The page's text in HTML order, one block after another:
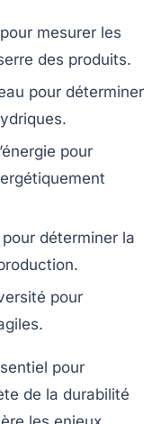
pour mesurer les
des produits.
pour déterminer
pour
pour déterminer la
pour
pour
de la durabilité